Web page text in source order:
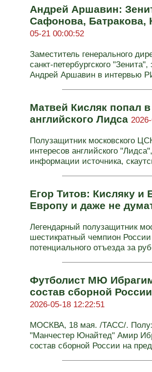
Андрей Аршавин:
Сафонова, Батракова,
05-21 00:00:52
Заместитель генерального
санкт-петербургского
Андрей Аршавин в интервью
Матвей Кисляк попал
английского Лидса
Полузащитник московского
интересов английского
информации источника,
Егор Титов: Кисляку и
Европу и даже не
Легендарный полузащитник
шестикратный чемпион
потенциального отъезда за
Футболист МЮ
состав сборной
2026-05-18 12:22:51
МОСКВА, 18 мая. /ТАСС/.
"Манчестер Юнайтед" Амир
состав сборной России на